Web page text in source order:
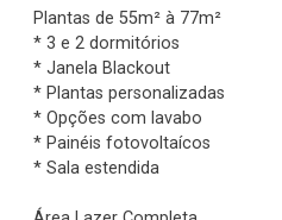
Plantas de 55m² à 77m²
* 3 e 2 dormitórios
* Janela Blackout
* Plantas personalizadas
* Opções com lavabo
* Painéis fotovoltaícos
* Sala estendida